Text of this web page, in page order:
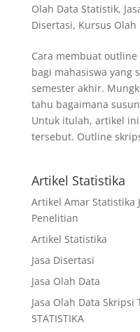
Olah Data Statistik,
Disertasi, Kursus Olah
Cara membuat
bagi mahasiswa yang
semester akhir.
tahu bagaimana
Untuk itulah, artikel
tersebut. Outline
Artikel Statistika
Artikel Amar Statistika
Penelitian
Artikel Statistika
Jasa Disertasi
Jasa Olah Data
Jasa Olah Data Skripsi
STATISTIKA